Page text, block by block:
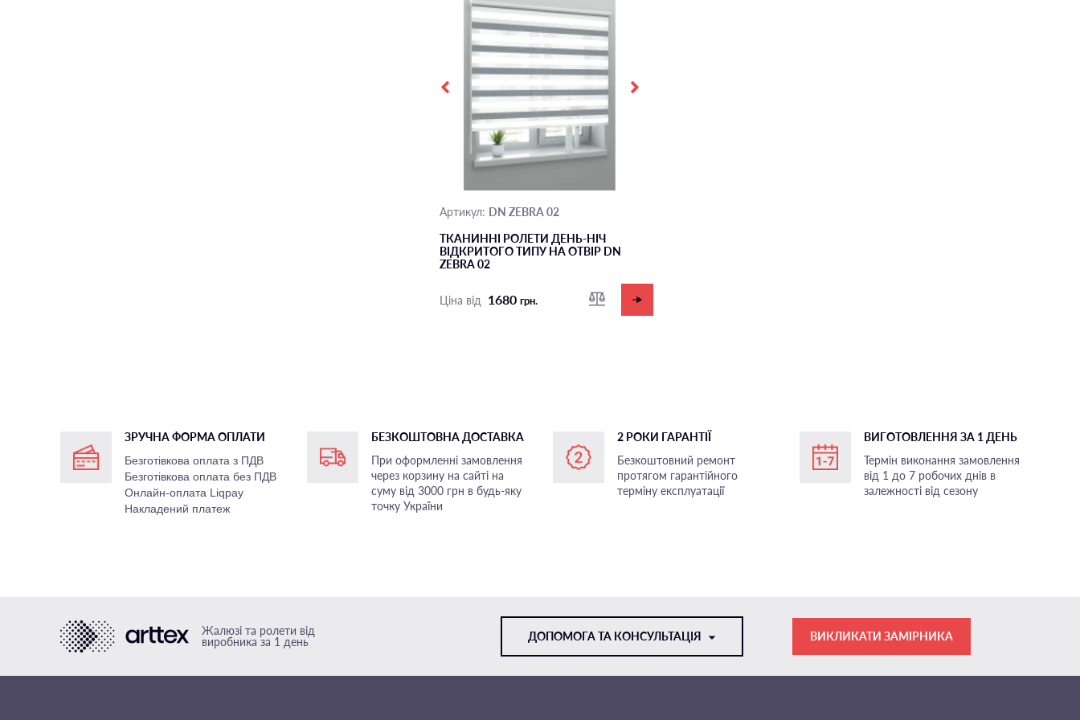
Артикул: DN ZEBRA 02
ТКАНИННІ РОЛЕТИ ДЕНЬ-НІЧ
ВІДКРИТОГО ТИПУ НА ОТВІР DN
ZEBRA 02
Ціна від 1680 грн.
ЗРУЧНА ФОРМА ОПЛАТИ
Безготівкова оплата з ПДВ
Безготівкова оплата без ПДВ
Онлайн-оплата Liqpay
Накладений платеж
БЕЗКОШТОВНА ДОСТАВКА
При оформленні замовлення
через корзину на сайті на
суму від 3000 грн в будь-яку
точку України
2 РОКИ ГАРАНТІЇ
Безкоштовний ремонт
протягом гарантійного
терміну експлуатації
ВИГОТОВЛЕННЯ ЗА 1 ДЕНЬ
Термін виконання замовлення
від 1 до 7 робочих днів в
залежності від сезону
Жалюзі та ролети від
виробника за 1 день
ДОПОМОГА ТА КОНСУЛЬТАЦІЯ ВИКЛИКАТИ ЗАМІРНИКА